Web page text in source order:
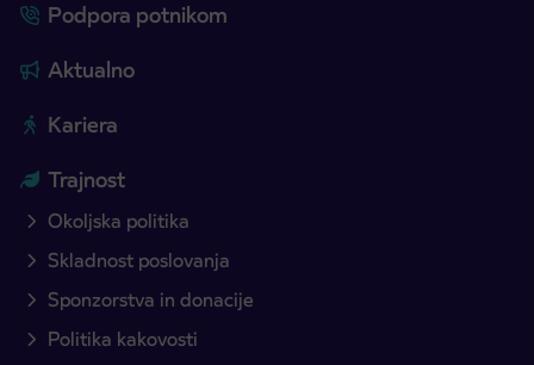
Podpora potnikom
Aktualno
Kariera
Trajnost
Okoljska politika
Skladnost poslovanja
Sponzorstva in donacije
Politika kakovosti